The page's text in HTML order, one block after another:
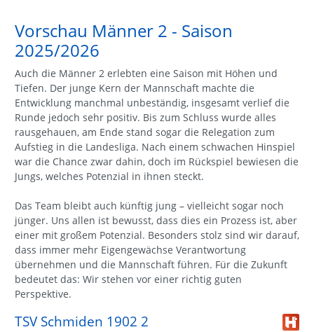
Vorschau Männer 2 - Saison
2025/2026
Auch die Männer 2 erlebten eine Saison mit Höhen und
Tiefen. Der junge Kern der Mannschaft machte die
Entwicklung manchmal unbeständig, insgesamt verlief die
Runde jedoch sehr positiv. Bis zum Schluss wurde alles
rausgehauen, am Ende stand sogar die Relegation zum
Aufstieg in die Landesliga. Nach einem schwachen Hinspiel
war die Chance zwar dahin, doch im Rückspiel bewiesen die
Jungs, welches Potenzial in ihnen steckt.
Das Team bleibt auch künftig jung – vielleicht sogar noch
jünger. Uns allen ist bewusst, dass dies ein Prozess ist, aber
einer mit großem Potenzial. Besonders stolz sind wir darauf,
dass immer mehr Eigengewächse Verantwortung
übernehmen und die Mannschaft führen. Für die Zukunft
bedeutet das: Wir stehen vor einer richtig guten
Perspektive.
TSV Schmiden 1902 2